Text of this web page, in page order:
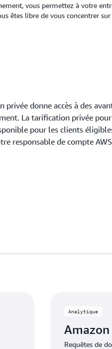
vous permettez à votre
êtes libre de vous concentrer
privée donne accès à des
La tarification privée
pour les clients
responsable de compte
Analytique
Requêtes de